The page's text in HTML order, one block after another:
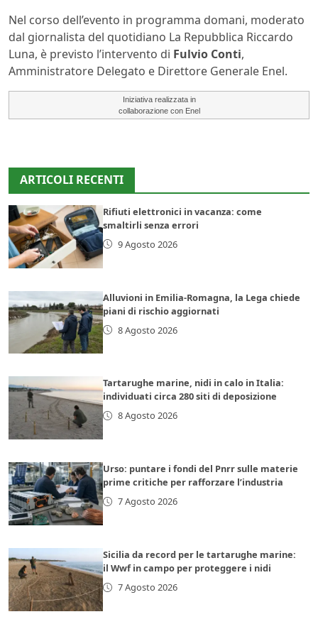
Nel corso dell’evento in programma domani, moderato
dal giornalista del quotidiano La Repubblica Riccardo
Luna, è previsto l’intervento di Fulvio Conti,
Amministratore Delegato e Direttore Generale Enel.
Iniziativa realizzata in
collaborazione con Enel
ARTICOLI RECENTI
Rifiuti elettronici in vacanza: come
smaltirli senza errori
9 Agosto 2026
Alluvioni in Emilia-Romagna, la Lega chiede
piani di rischio aggiornati
8 Agosto 2026
Tartarughe marine, nidi in calo in Italia:
individuati circa 280 siti di deposizione
8 Agosto 2026
Urso: puntare i fondi del Pnrr sulle materie
prime critiche per rafforzare l’industria
7 Agosto 2026
Sicilia da record per le tartarughe marine:
il Wwf in campo per proteggere i nidi
7 Agosto 2026